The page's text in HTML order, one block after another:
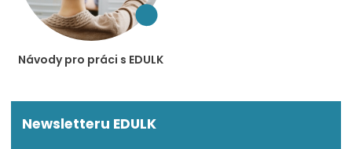
Návody pro práci s EDULK
Newsletteru EDULK